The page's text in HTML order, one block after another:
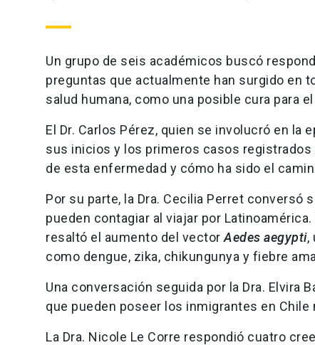
Un grupo de seis académicos buscó
preguntas que actualmente han surgido en
salud humana, como una posible cura para
El Dr. Carlos Pérez, quien se involucró en
sus inicios y los primeros casos registrados
de esta enfermedad y cómo ha sido el
Por su parte, la Dra. Cecilia Perret
pueden contagiar al viajar por
resaltó el aumento del vector Aedes aegypti,
como dengue, zika, chikungunya y fiebre
Una conversación seguida por la Dra. Elvira
que pueden poseer los inmigrantes en
La Dra. Nicole Le Corre respondió cuatro